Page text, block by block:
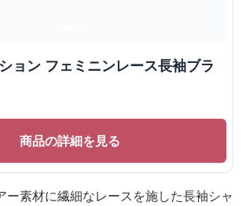
ョン フェミニンレース長袖ブラ
商品の詳細を見る
ー素材に繊細なレースを施した長袖シャ